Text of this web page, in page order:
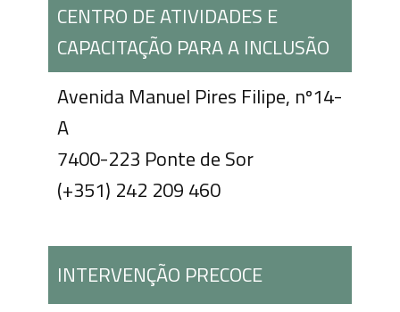
CENTRO DE ATIVIDADES E
CAPACITAÇÃO PARA A INCLUSÃO
Avenida Manuel Pires Filipe, nº14-
A
7400-223 Ponte de Sor
(+351) 242 209 460
INTERVENÇÃO PRECOCE